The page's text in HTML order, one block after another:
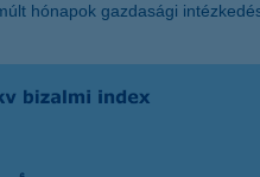
hónapok gazdasági